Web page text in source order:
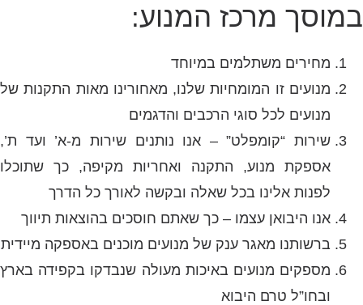
במוסך מרכז המנוע:
מחירים משתלמים במיוחד
מנועים זו המומחיות שלנו, מאחורינו מאות התקנות של
מנועים לכל סוגי הרכבים והדגמים
שירות “קומפלט” – אנו נותנים שירות מ-א’ ועד ת’,
אספקת מנוע, התקנה ואחריות מקיפה, כך שתוכלו
לפנות אלינו בכל שאלה ובקשה לאורך כל הדרך
אנו היבואן עצמו – כך שאתם חוסכים בהוצאות תיווך
ברשותנו מאגר ענק של מנועים מוכנים באספקה מיידית
מספקים מנועים באיכות מעולה שנבדקו בקפידה בארץ
ובחו”ל טרם היבוא